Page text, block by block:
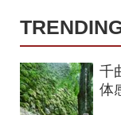
千
体